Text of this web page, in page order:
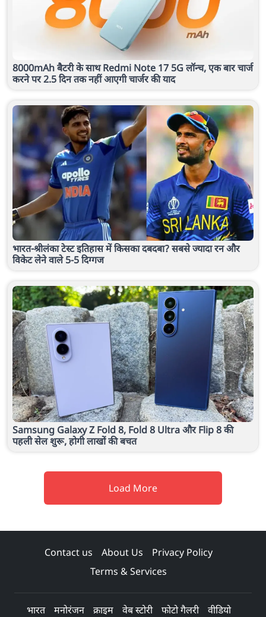
8000mAh बैटरी के साथ Redmi Note 17 5G लॉन्च, एक बार चार्ज
करने पर 2.5 दिन तक नहीं आएगी चार्जर की याद
भारत-श्रीलंका टेस्ट इतिहास में किसका दबदबा? सबसे ज्यादा रन और
विकेट लेने वाले 5-5 दिग्गज
Samsung Galaxy Z Fold 8, Fold 8 Ultra और Flip 8 की
पहली सेल शुरू, होगी लाखों की बचत
Load More
Contact us About Us
Privacy Policy
Terms & Services
भारत मनोरंजन क्राइम वेब स्टोरी फोटो गैलरी वीडियो